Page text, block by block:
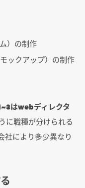
）の制作
ックアップ）の制作
はwebディレクタ
に職種が分けられる
社により多少異なり